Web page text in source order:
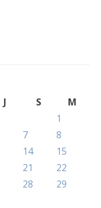
J S
M
1
7
8
14
15
21
22
28
29